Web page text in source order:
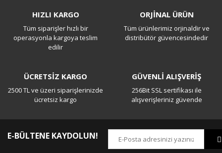
Yorum Yaz
HIZLI KARGO
Tüm siparişler hızlı bir
operasyonla kargoya teslim
edilir
ORJİNAL ÜRÜN
Tüm ürünlerimiz orjinaldir ve
distribütör güvencesindedir
ÜCRETSİZ KARGO
2500 TL ve üzeri siparişlerinizde
ücretsiz kargo
GÜVENLİ ALIŞVERİŞ
256Bit SSL sertifikası ile
alışverişleriniz güvende
E-BÜLTENE KAYDOLUN!